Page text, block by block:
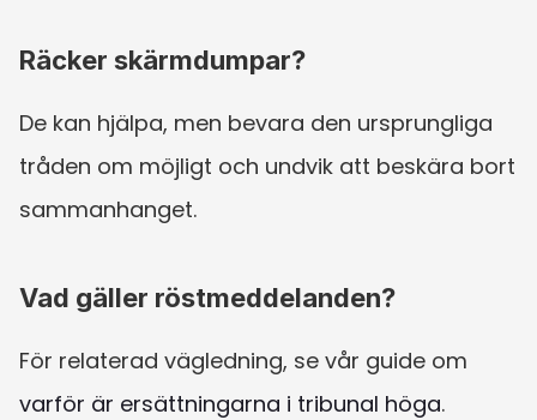
Räcker skärmdumpar?
De kan hjälpa, men bevara den ursprungliga
tråden om möjligt och undvik att beskära bort
sammanhanget.
Vad gäller röstmeddelanden?
varför är ersättningarna i tribunal höga.